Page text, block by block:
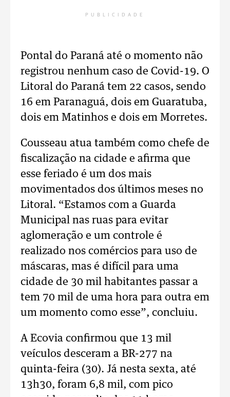
PUBLICIDADE
Pontal do Paraná até o momento não
registrou nenhum caso de Covid-19. O
Litoral do Paraná tem 22 casos, sendo
16 em Paranaguá, dois em Guaratuba,
dois em Matinhos e dois em Morretes.
Cousseau atua também como chefe de
fiscalização na cidade e afirma que
esse feriado é um dos mais
movimentados dos últimos meses no
Litoral. “Estamos com a Guarda
Municipal nas ruas para evitar
aglomeração e um controle é
realizado nos comércios para uso de
máscaras, mas é difícil para uma
cidade de 30 mil habitantes passar a
tem 70 mil de uma hora para outra em
um momento como esse”, concluiu.
A Ecovia confirmou que 13 mil
veículos desceram a BR-277 na
quinta-feira (30). Já nesta sexta, até
13h30, foram 6,8 mil, com pico